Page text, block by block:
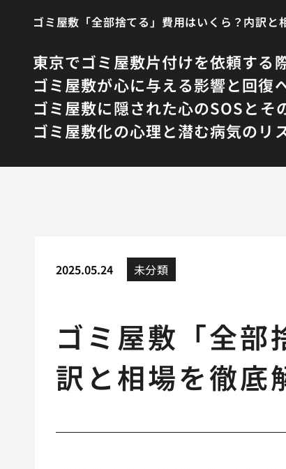
ゴミ屋敷「全部捨てる」費用はいくら？内訳と
東京でゴミ屋敷片付けを依頼する
ゴミ屋敷が心に与える影響と回復
ゴミ屋敷に隠された心のSOSとそ
ゴミ屋敷化の心理と潜む病気のリ
2025.05.24 未分類
ゴミ屋敷「全部
訳と相場を徹底